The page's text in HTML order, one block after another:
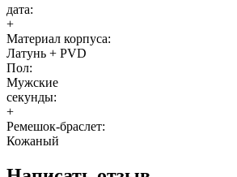
дата:
+
Материал корпуса:
Латунь + PVD
Пол:
Мужские
секунды:
+
Ремешок-браслет:
Кожаный